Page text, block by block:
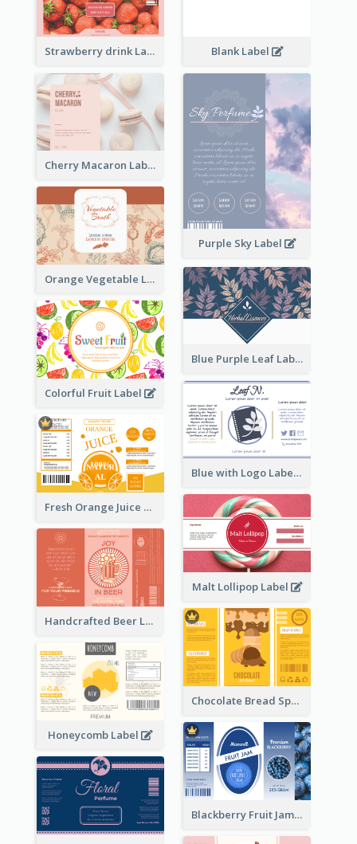
Strawberry drink Label Blank Label
Cherry Macaron Label
Purple Sky Label
Orange Vegetable Label
Blue Purple Leaf Label
Colorful Fruit Label
Blue with Logo Label
Fresh Orange Juice Label
Malt Lollipop Label
Handcrafted Beer Label
Chocolate Bread Spread Label
Honeycomb Label
Blackberry Fruit Jam Label